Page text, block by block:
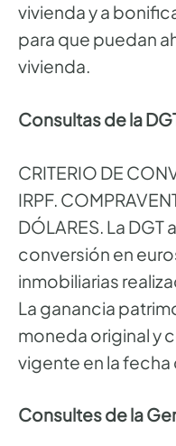
vivienda y a
para que puedan
vivienda.
Consultas de la
CRITERIO DE
IRPF.
DÓLARES. La
conversión en
inmobiliarias
La ganancia
moneda original y
vigente en la fecha
Consultes de la